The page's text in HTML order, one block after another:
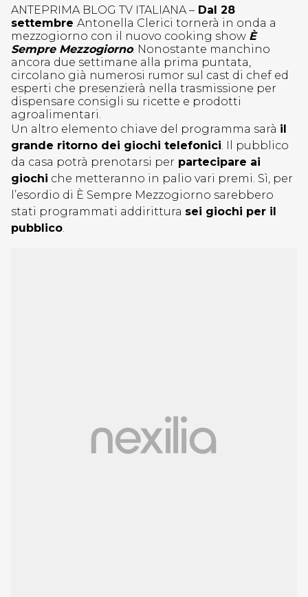
ANTEPRIMA BLOG TV ITALIANA – Dal 28
settembre Antonella Clerici tornerà in onda a
mezzogiorno con il nuovo cooking show È
Sempre Mezzogiorno. Nonostante manchino
ancora due settimane alla prima puntata,
circolano già numerosi rumor sul cast di chef ed
esperti che presenzierà nella trasmissione per
dispensare consigli su ricette e prodotti
agroalimentari.
Un altro elemento chiave del programma sarà il
grande ritorno dei giochi telefonici . Il pubblico
da casa potrà prenotarsi per partecipare ai
giochi che metteranno in palio vari premi. Sì, per
l’esordio di È Sempre Mezzogiorno sarebbero
stati programmati addirittura sei giochi per il
pubblico